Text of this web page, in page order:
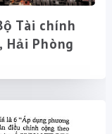
Tài chính
Phòng